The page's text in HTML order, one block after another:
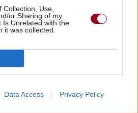
Use,
or Sharing of my
Is Unrelated with the
it was collected.
Data Access Privacy Policy
des CD sur
de musique ou une partition au
Téléchargement